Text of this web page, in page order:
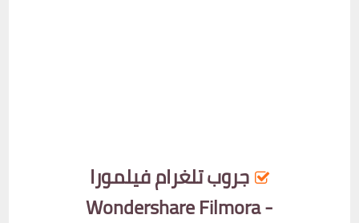
جروب تلغرام فيلمورا
- Wondershare Filmora